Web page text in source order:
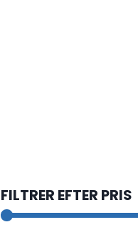
FILTRER EFTER PRIS